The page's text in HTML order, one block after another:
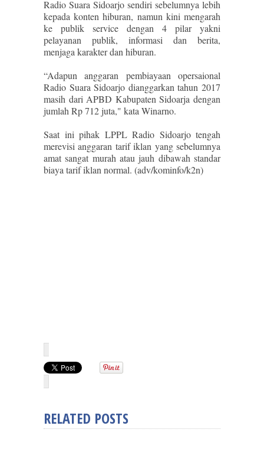
Radio Suara Sidoarjo sendiri sebelumnya lebih
kepada konten hiburan, namun kini mengarah
ke publik service dengan 4 pilar yakni
pelayanan publik, informasi dan berita,
menjaga karakter dan hiburan.
“Adapun anggaran pembiayaan opersaional
Radio Suara Sidoarjo dianggarkan tahun 2017
masih dari APBD Kabupaten Sidoarja dengan
jumlah Rp 712 juta," kata Winarno.
Saat ini pihak LPPL Radio Sidoarjo tengah
merevisi anggaran tarif iklan yang sebelumnya
amat sangat murah atau jauh dibawah standar
biaya tarif iklan normal. (adv/kominfo/k2n)
RELATED POSTS